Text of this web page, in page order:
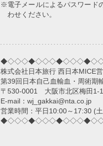
※電子メールによるパスワード
わせください。
株式会社日本旅行 西日本MICE
第39回日本自己血輸血・周術
〒530-0001 大阪市北区梅田1-
E-mail：wj_gakkai@nta.co.jp
営業時間：平日10:00～17:30 (